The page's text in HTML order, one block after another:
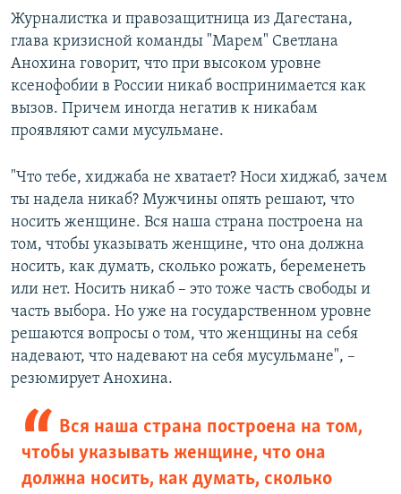
Журналистка и правозащитница из Дагестана,
глава кризисной команды "Марем" Светлана
Анохина говорит, что при высоком уровне
ксенофобии в России никаб воспринимается как
вызов. Причем иногда негатив к никабам
проявляют сами мусульмане.
"Что тебе, хиджаба не хватает? Носи хиджаб, зачем
ты надела никаб? Мужчины опять решают, что
носить женщине. Вся наша страна построена на
том, чтобы указывать женщине, что она должна
носить, как думать, сколько рожать, беременеть
или нет. Носить никаб – это тоже часть свободы и
часть выбора. Но уже на государственном уровне
решаются вопросы о том, что женщины на себя
надевают, что надевают на себя мусульмане", –
резюмирует Анохина.
Вся наша страна построена на том,
чтобы указывать женщине, что она
должна носить, как думать, сколько